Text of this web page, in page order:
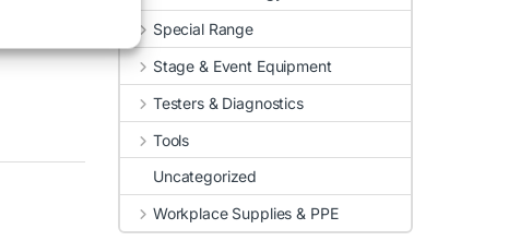
Special Range
Stage & Event Equipment
Testers & Diagnostics
Tools
Uncategorized
Workplace Supplies & PPE